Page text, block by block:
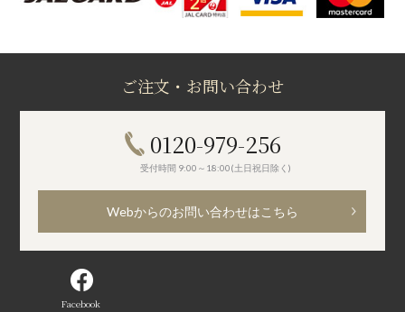
ご注文・お問い合わせ
0120-979-256
受付時間 9:00～18:00(土日祝日除く)
Webからのお問い合わせはこちら
Facebook